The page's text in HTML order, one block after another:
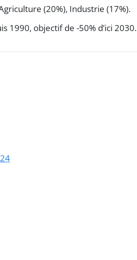
(20%), Industrie (17%).
1990, objectif de -50% d’ici 2030.